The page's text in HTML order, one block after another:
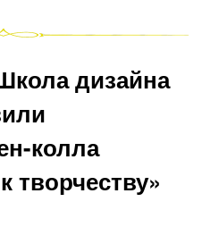
дизайна
колла
творчеству»